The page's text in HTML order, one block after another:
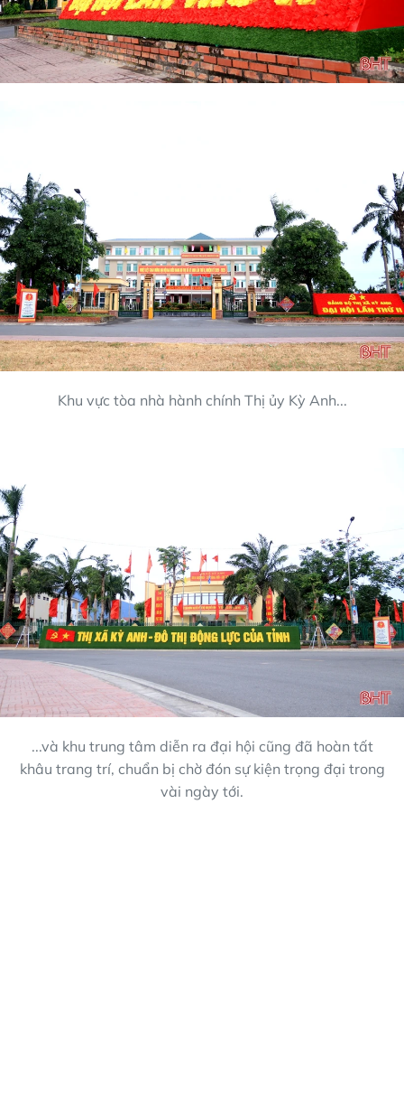
Khu vực tòa nhà hành chính Thị ủy Kỳ Anh...
...và khu trung tâm diễn ra đại hội cũng đã hoàn tất
khâu trang trí, chuẩn bị chờ đón sự kiện trọng đại trong
vài ngày tới.